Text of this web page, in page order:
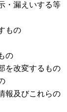
・漏えいする等
もの
の
を改変するもの
報及びこれらの